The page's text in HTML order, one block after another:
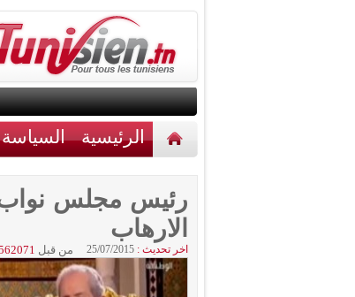
الرئيسية السياسة
رئيس مجلس نواب
الارهاب
اخر تحديث : 25/07/2015 من قبل